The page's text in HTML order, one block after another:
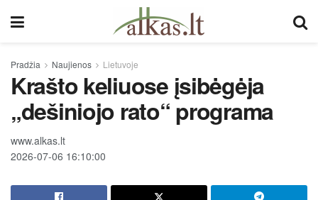
Pradžia Naujienos Lietuvoje
Krašto keliuose įsibėgėja
„dešiniojo rato“ programa
www.alkas.lt
2026-07-06 16:10:00